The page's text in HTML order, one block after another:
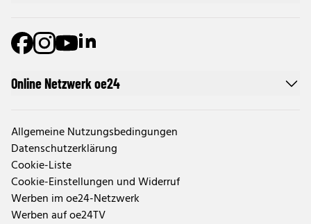
Online Netzwerk oe24
Allgemeine Nutzungsbedingungen
Datenschutzerklärung
Cookie-Liste
Cookie-Einstellungen und Widerruf
Werben im oe24-Netzwerk
Werben auf oe24TV